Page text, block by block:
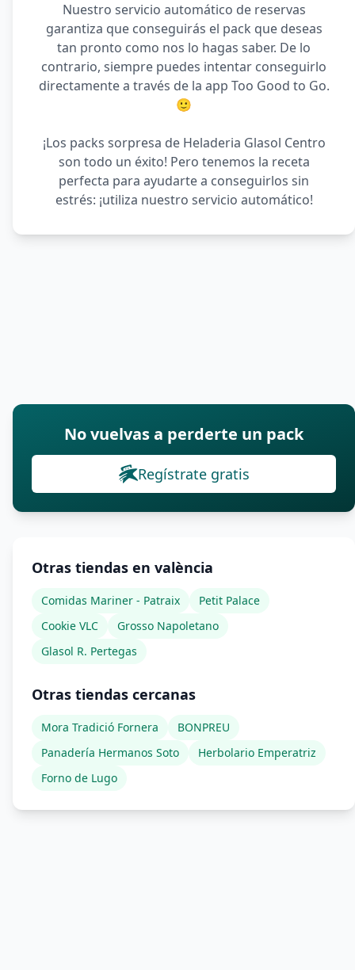
Nuestro servicio automático de reservas
garantiza que conseguirás el pack que deseas
tan pronto como nos lo hagas saber. De lo
contrario, siempre puedes intentar conseguirlo
directamente a través de la app Too Good to Go.
🙂
¡Los packs sorpresa de Heladeria Glasol Centro
son todo un éxito! Pero tenemos la receta
perfecta para ayudarte a conseguirlos sin
estrés: ¡utiliza nuestro servicio automático!
No vuelvas a perderte un pack
Regístrate gratis
Otras tiendas en valència
Comidas Mariner - Patraix
Petit Palace
Cookie VLC
Grosso Napoletano
Glasol R. Pertegas
Otras tiendas cercanas
Mora Tradició Fornera
BONPREU
Panadería Hermanos Soto
Herbolario Emperatriz
Forno de Lugo